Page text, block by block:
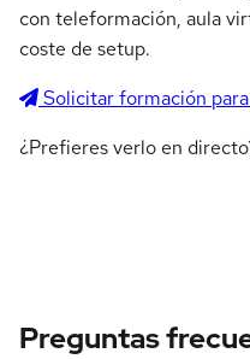
con teleformación, aula
coste de setup.
Solicitar formación
¿Prefieres verlo en
Preguntas